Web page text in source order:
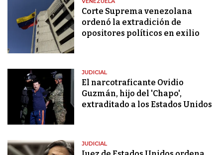
Corte Suprema venezolana
ordenó la extradición de
opositores políticos en exilio
JUDICIAL
El narcotraficante Ovidio
Guzmán, hijo del 'Chapo',
extraditado a los Estados Unidos
JUDICIAL